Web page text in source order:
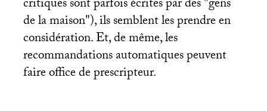
critiques sont parfois écrites par des "gens
de la maison"), ils semblent les prendre en
considération. Et, de même, les
recommandations automatiques peuvent
faire office de prescripteur.